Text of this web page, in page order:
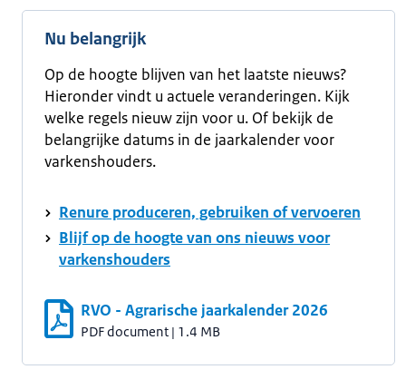
Nu belangrijk
Op de hoogte blijven van het laatste nieuws?
Hieronder vindt u actuele veranderingen. Kijk
welke regels nieuw zijn voor u. Of bekijk de
belangrijke datums in de jaarkalender voor
varkenshouders.
Renure produceren, gebruiken of vervoeren
Blijf op de hoogte van ons nieuws voor
varkenshouders
RVO - Agrarische jaarkalender 2026
PDF document | 1.4 MB